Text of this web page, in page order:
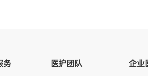
务 医护团队 企业